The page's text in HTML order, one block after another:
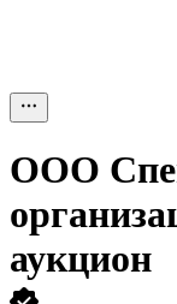
ООО
аукцион